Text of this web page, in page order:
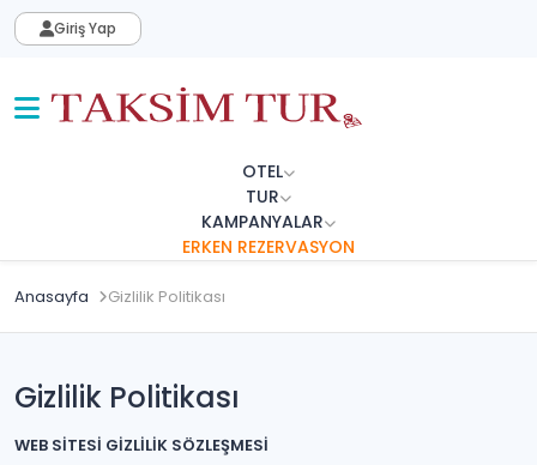
Giriş Yap
OTEL
TUR
KAMPANYALAR
ERKEN REZERVASYON
Anasayfa Gizlilik Politikası
Gizlilik Politikası
WEB SİTESİ GİZLİLİK SÖZLEŞMESİ